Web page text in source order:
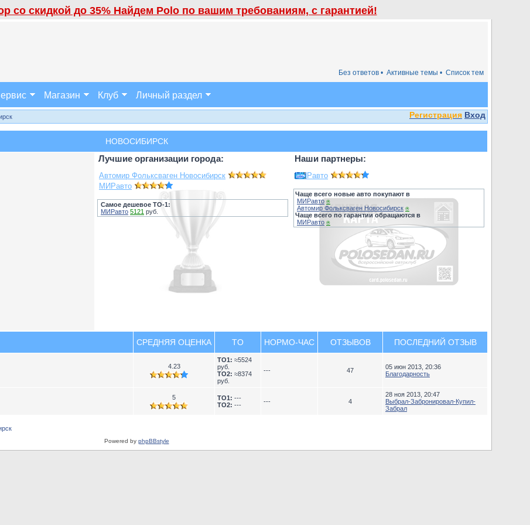
со скидкой до 35% Найдем Polo по вашим требованиям, с гарантией!
Список тем
Активные темы •
Без ответов •
Магазин Клуб Личный раздел
Регистрация Вход
НОВОСИБИРСК
Лучшие организации города:
Автомир Фольксваген Новосибирск
МИРавто
Самое дешевое ТО-1:
МИРавто 5121 руб.
Наши партнеры:
МИРавто
Чаще всего новые авто покупают в
МИРавто ⍟
Автомир Фольксваген Новосибирск ⍟
Чаще всего по гарантии обращаются в
МИРавто ⍟
СРЕДНЯЯ ОЦЕНКА TO НОРМО-ЧАС ОТЗЫВОВ ПОСЛЕДНИЙ ОТЗЫВ
4.23
TO1: ≈5524
руб.
TO2: ≈8374
руб.
--- 47
05 июн 2013, 20:36
Благодарность
5 TO1: ---
TO2: --- --- 4
28 ноя 2013, 20:47
Выбрал-Забронировал-Купил-
Забрал
Powered by phpBBstyle